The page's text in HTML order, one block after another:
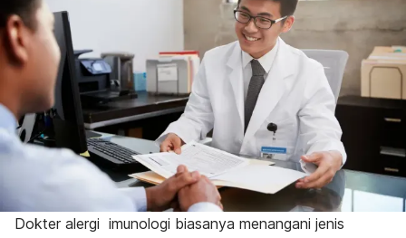
Dokter alergi imunologi biasanya menangani jenis